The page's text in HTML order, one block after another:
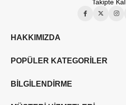
Takipte Kal
HAKKIMIZDA
POPÜLER KATEGORİLER
BİLGİLENDİRME